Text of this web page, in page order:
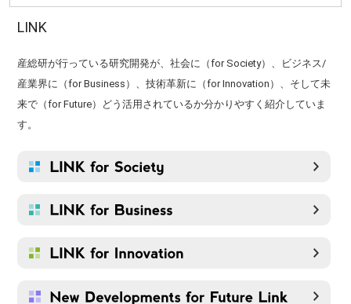
LINK
産総研が行っている研究開発が、社会に（for Society）、ビジネス/
産業界に（for Business）、技術革新に（for Innovation）、そして未
来で（for Future）どう活用されているか分かりやすく紹介していま
す。